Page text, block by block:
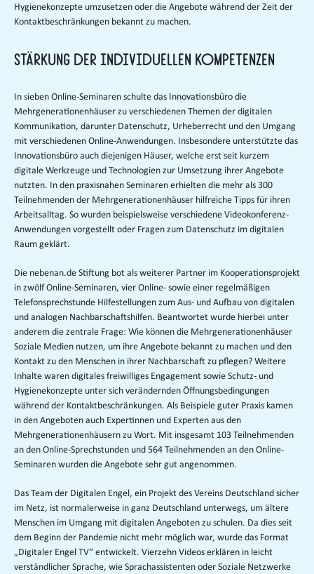
Hygienekonzepte umzusetzen oder die Angebote während der Zeit der
Kontaktbeschränkungen bekannt zu machen.
Stärkung der individuellen Kompetenzen
In sieben Online-Seminaren schulte das Innovationsbüro die
Mehrgenerationenhäuser zu verschiedenen Themen der digitalen
Kommunikation, darunter Datenschutz, Urheberrecht und den Umgang
mit verschiedenen Online-Anwendungen. Insbesondere unterstützte das
Innovationsbüro auch diejenigen Häuser, welche erst seit kurzem
digitale Werkzeuge und Technologien zur Umsetzung ihrer Angebote
nutzten. In den praxisnahen Seminaren erhielten die mehr als 300
Teilnehmenden der Mehrgenerationenhäuser hilfreiche Tipps für ihren
Arbeitsalltag. So wurden beispielsweise verschiedene Videokonferenz-
Anwendungen vorgestellt oder Fragen zum Datenschutz im digitalen
Raum geklärt.
Die nebenan.de Stiftung bot als weiterer Partner im Kooperationsprojekt
in zwölf Online-Seminaren, vier Online- sowie einer regelmäßigen
Telefonsprechstunde Hilfestellungen zum Aus- und Aufbau von digitalen
und analogen Nachbarschaftshilfen. Beantwortet wurde hierbei unter
anderem die zentrale Frage: Wie können die Mehrgenerationenhäuser
Soziale Medien nutzen, um ihre Angebote bekannt zu machen und den
Kontakt zu den Menschen in ihrer Nachbarschaft zu pflegen? Weitere
Inhalte waren digitales freiwilliges Engagement sowie Schutz- und
Hygienekonzepte unter sich verändernden Öffnungsbedingungen
während der Kontaktbeschränkungen. Als Beispiele guter Praxis kamen
in den Angeboten auch Expertinnen und Experten aus den
Mehrgenerationenhäusern zu Wort. Mit insgesamt 103 Teilnehmenden
an den Online-Sprechstunden und 564 Teilnehmenden an den Online-
Seminaren wurden die Angebote sehr gut angenommen.
Das Team der Digitalen Engel, ein Projekt des Vereins Deutschland sicher
im Netz, ist normalerweise in ganz Deutschland unterwegs, um ältere
Menschen im Umgang mit digitalen Angeboten zu schulen. Da dies seit
dem Beginn der Pandemie nicht mehr möglich war, wurde das Format
„Digitaler Engel TV“ entwickelt. Vierzehn Videos erklären in leicht
verständlicher Sprache, wie Sprachassistenten oder Soziale Netzwerke